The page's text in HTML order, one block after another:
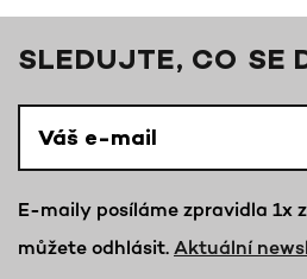
SLEDUJTE, CO SE
E-maily posíláme zpravidla 1x
můžete odhlásit. Aktuální